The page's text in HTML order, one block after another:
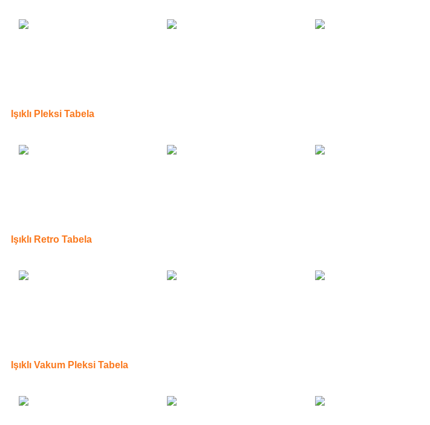
Işıklı Pleksi Tabela
Işıklı Retro Tabela
Işıklı Vakum Pleksi Tabela